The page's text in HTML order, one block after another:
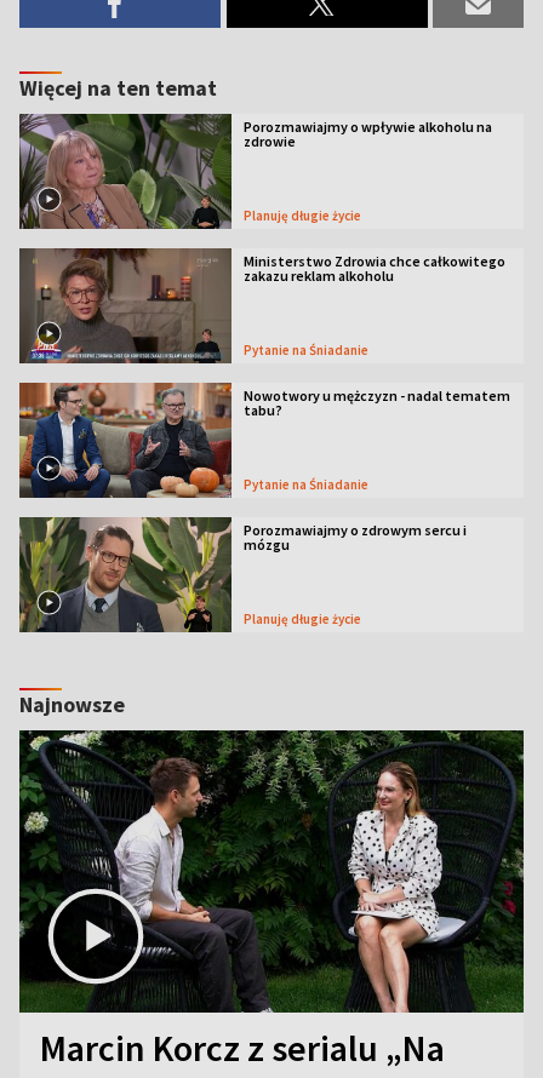
Więcej na ten temat
Porozmawiajmy o wpływie alkoholu na
zdrowie
Planuję długie życie
Ministerstwo Zdrowia chce całkowitego
zakazu reklam alkoholu
Pytanie na Śniadanie
Nowotwory u mężczyzn - nadal tematem
tabu?
Pytanie na Śniadanie
Porozmawiajmy o zdrowym sercu i
mózgu
Planuję długie życie
Najnowsze
Marcin Korcz z serialu „Na